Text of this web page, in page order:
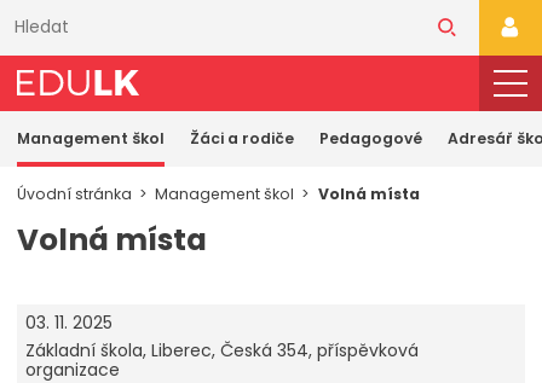
obsahu
Management škol Žáci a rodiče Pedagogové Adresář
Úvodní stránka Management škol Volná místa
Volná místa
03. 11. 2025
Základní škola, Liberec, Česká 354, příspěvková
organizace